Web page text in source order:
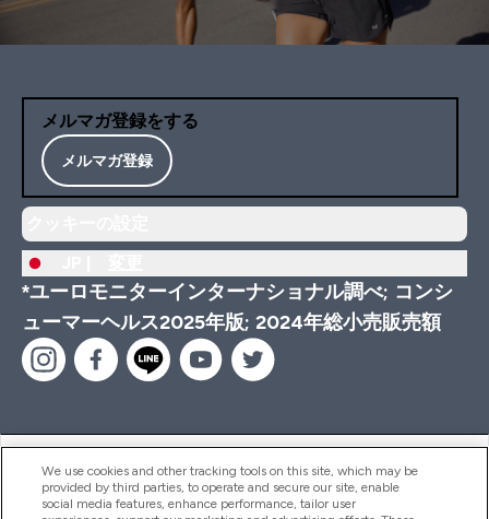
メルマガ登録をする
メルマガ登録
*ユーロモニターインターナショナル調べ; コンシ
ューマーヘルス2025年版; 2024年総小売販売額
ヘルプ＆ガイド
We use cookies and other tracking tools on this site, which may be
provided by third parties, to operate and secure our site, enable
social media features, enhance performance, tailor user